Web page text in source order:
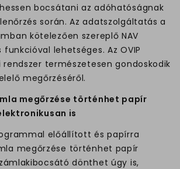
bocsátani az adóhatóságnak
során. Az adatszolgáltatás a
kötelezően szereplő NAV
lehetséges. Az OVIP
természetesen gondoskodik
megőrzéséről.
megőrzése történhet papír
is
előállított és papírra
megőrzése történhet papír
dönthet úgy is,